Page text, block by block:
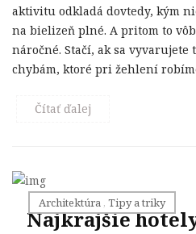
aktivitu odkladá dovtedy, kým
na bielizeň plné. A pritom to
náročné. Stačí, ak sa vyvarujete
chybám, ktoré pri žehlení
Čítať ďalej
Architektúra , Tipy a triky
Najkrajšie